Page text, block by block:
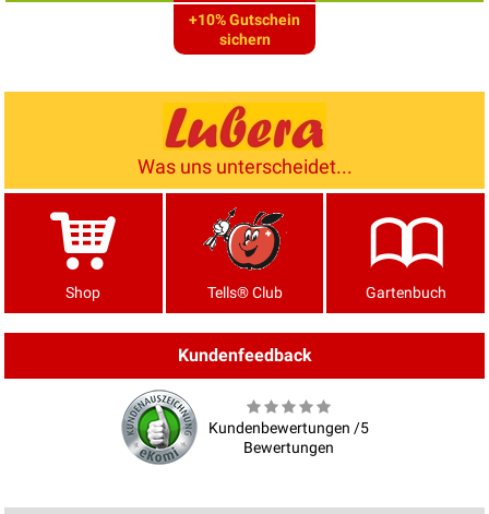
+10% Gutschein
sichern
Was uns unterscheidet...
Shop Tells® Club Gartenbuch
Kundenfeedback
Kundenbewertungen /5
Bewertungen